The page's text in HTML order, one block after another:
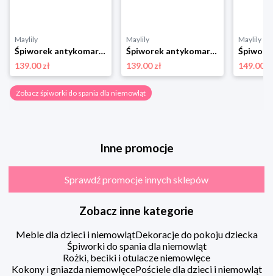
Maylily
Śpiworek antykomarowy - Srebrne piórka 2-6 miesięcy
139.00 zł
Maylily
Śpiworek antykomarowy - Srebrne piórka 6-12 miesięcy
139.00 zł
Maylily
149.00 zł
Zobacz śpiworki do spania dla niemowląt
Inne promocje
Sprawdź promocje innych sklepów
Zobacz inne kategorie
Meble dla dzieci i niemowlątDekoracje do pokoju dziecka
Śpiworki do spania dla niemowląt
Rożki, beciki i otulacze niemowlęce
Kokony i gniazda niemowlęcePościele dla dzieci i niemowląt